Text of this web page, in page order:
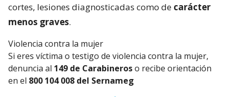
cortes, lesiones diagnosticadas como de carácter
menos graves.
Violencia contra la mujer
Si eres víctima o testigo de violencia contra la mujer,
denuncia al 149 de Carabineroso recibe orientación
en el 800 104 008 del Sernameg